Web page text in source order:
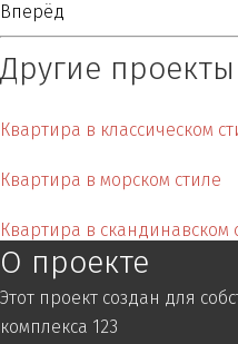
Вперёд
Другие проекты
Квартира в классическом
Квартира в морском стиле
Квартира в скандинавском
О проекте
Этот проект создан для
комплекса 123